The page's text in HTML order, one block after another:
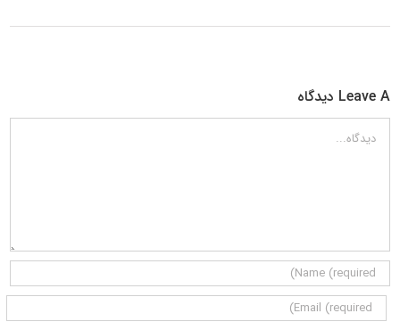
Leave A دیدگاه
دیدگاه